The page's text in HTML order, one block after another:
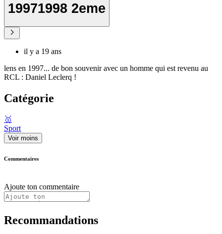
19971998 2eme
il y a 19 ans
lens en 1997... de bon souvenir avec un homme qui est revenu au
RCL : Daniel Leclerq !
Catégorie
🥇
Sport
Voir moins
Commentaires
Ajoute ton commentaire
Recommandations